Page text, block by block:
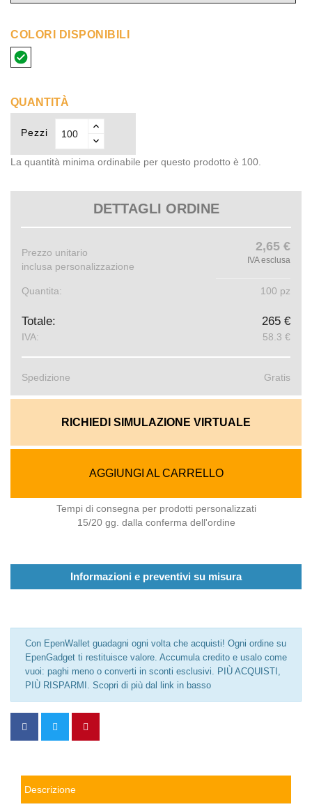
COLORI DISPONIBILI
bianco
trasparente
QUANTITÀ
Pezzi
La quantità minima ordinabile per questo prodotto è 100.
DETTAGLI ORDINE
Prezzo unitario
inclusa personalizzazione
2,65 €
IVA esclusa
Quantita: 100 pz
Totale: 265 €
IVA: 58.3 €
Spedizione Gratis
RICHIEDI SIMULAZIONE VIRTUALE
AGGIUNGI AL CARRELLO
Tempi di consegna per prodotti personalizzati
15/20 gg. dalla conferma dell'ordine
Informazioni e preventivi su misura
Con EpenWallet guadagni ogni volta che acquisti! Ogni ordine su
EpenGadget ti restituisce valore. Accumula credito e usalo come
vuoi: paghi meno o converti in sconti esclusivi. PIÙ ACQUISTI,
PIÙ RISPARMI. Scopri di più dal link in basso
Descrizione